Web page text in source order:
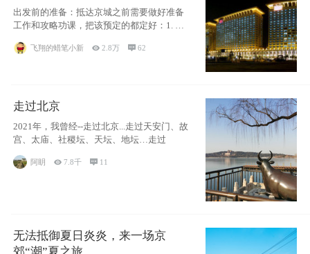
古七星夜景！
出发前的准备：抵达京城之前需要做好准备
工作和攻略功课，把该预定的都定好：1. 酒
飞翔的蜡笔小新 2.8万 62
走过北京
2021年，我曾经--走过北京...走过天安门、故
宫、太庙、社稷坛、天坛、地坛…走过
阿眀 7.8千  11
无法抵御夏日炎炎，来一场京